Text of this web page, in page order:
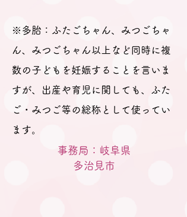
※多胎：ふたごちゃん、みつごちゃ
ん、みつごちゃん以上など同時に複
数の子どもを妊娠することを言いま
すが、出産や育児に関しても、ふた
ご・みつご等の総称として使ってい
ます。
事務局：岐阜県
​多治見市